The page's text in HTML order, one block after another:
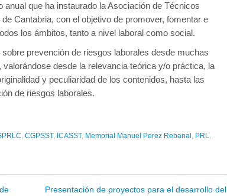
que ha instaurado la Asociación de Técnicos
Cantabria, con el objetivo de promover, fomentar e
los ámbitos, tanto a nivel laboral como social.
prevención de riesgos laborales desde muchas
desde la relevancia teórica y/o práctica, la
y peculiaridad de los contenidos, hasta las
de riesgos laborales.
, CGPSST, ICASST, Memorial Manuel Perez Rebanal , PRL,
Presentación de proyectos para el desarrollo del